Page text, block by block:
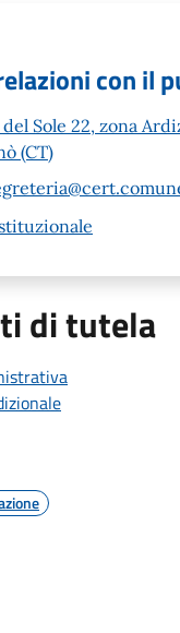
con il
Sole 22, zona
(CT)
di tutela